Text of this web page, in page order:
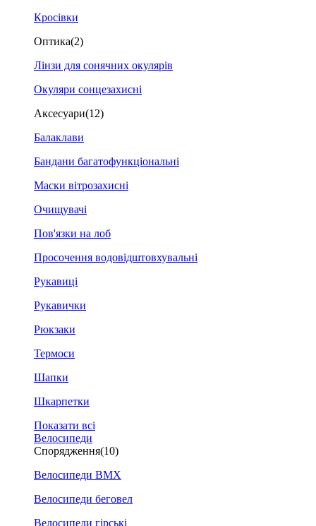
Кросівки
Оптика(2)
Лінзи для сонячних окулярів
Окуляри сонцезахисні
Аксесуари(12)
Балаклави
Бандани багатофункціональні
Маски вітрозахисні
Очищувачі
Пов'язки на лоб
Просочення водовідштовхувальні
Рукавиці
Рукавички
Рюкзаки
Термоси
Шапки
Шкарпетки
Показати всі
Велосипеди
Спорядження(10)
Велосипеди BMX
Велосипеди беговел
Велосипеди гірські